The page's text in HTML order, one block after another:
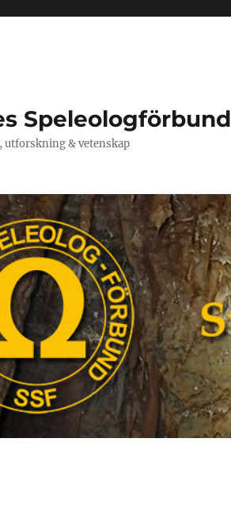
Speleologförbund
utforskning & vetenskap